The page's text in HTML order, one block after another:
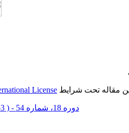
مقاله تحت شرایط License
دوره 18، شماره 54 - ( 3-1398 )